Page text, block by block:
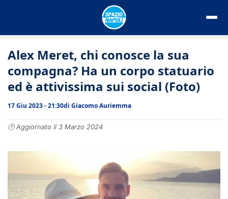
Alex Meret, chi conosce la sua
compagna? Ha un corpo statuario
ed è attivissima sui social (Foto)
17 Giu 2023 - 21:30di Giacomo Auriemma
🕑 Aggiornato il 3 Marzo 2024